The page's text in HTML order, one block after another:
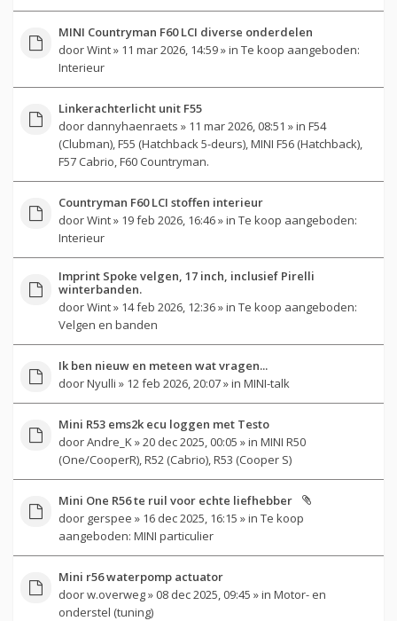
MINI Countryman F60 LCI diverse onderdelen
doorWint» 11 mar 2026, 14:59 » in Te koop aangeboden:
Interieur
Linkerachterlicht unit F55
door dannyhaenraets » 11 mar 2026, 08:51 » in F54
(Clubman), F55 (Hatchback 5-deurs), MINI F56 (Hatchback),
F57 Cabrio, F60 Countryman.
Countryman F60 LCI stoffen interieur
doorWint» 19 feb 2026, 16:46 » in Te koop aangeboden:
Interieur
Imprint Spoke velgen, 17 inch, inclusief Pirelli
winterbanden.
doorWint» 14 feb 2026, 12:36 » in Te koop aangeboden:
Velgen en banden
Ik ben nieuw en meteen wat vragen...
doorNyulli » 12 feb 2026, 20:07 » in MINI-talk
Mini R53 ems2k ecu loggen met Testo
doorAndre_K » 20 dec 2025, 00:05 » in MINI R50
(One/CooperR), R52 (Cabrio), R53 (Cooper S)
Mini One R56 te ruil voor echte liefhebber
door gerspee » 16 dec 2025, 16:15 » in Te koop
aangeboden: MINI particulier
Mini r56 waterpomp actuator
doorw.overweg» 08 dec 2025, 09:45 » in Motor- en
onderstel (tuning)